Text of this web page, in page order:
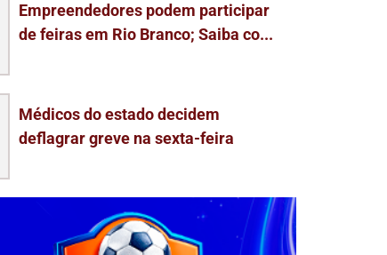
Empreendedores podem participar
de feiras em Rio Branco; Saiba co...
Médicos do estado decidem
deflagrar greve na sexta-feira